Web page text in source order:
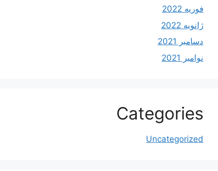
فوریه 2022
ژانویه 2022
دسامبر 2021
نوامبر 2021
Categories
Uncategorized